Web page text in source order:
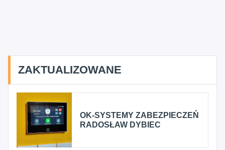
ZAKTUALIZOWANE
OK-SYSTEMY ZABEZPIECZEŃ
RADOSŁAW DYBIEC